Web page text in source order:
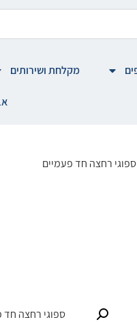
מקלחת ושירותים
רחצה חד פעמיים
ספוגי רחצה חד